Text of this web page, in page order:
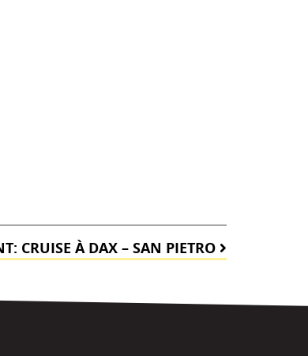
CRUISE À DAX – SAN PIETRO